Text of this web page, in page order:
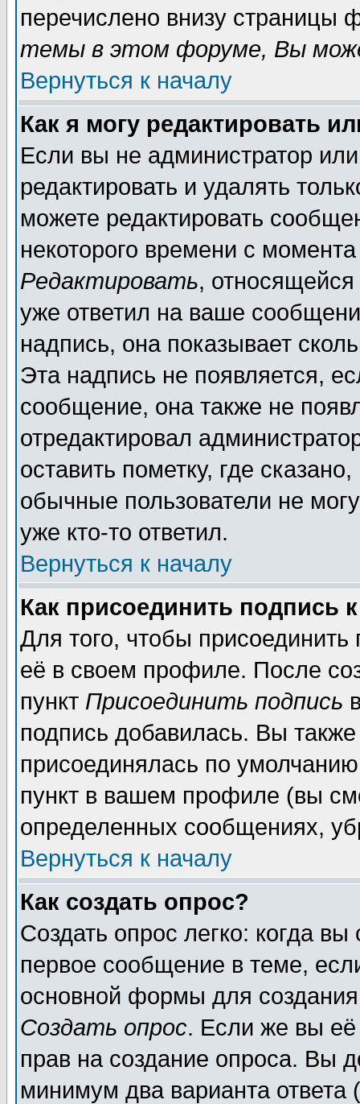
перечислено внизу страницы
темы в этом форуме, Вы
Вернуться к началу
Как я могу редактировать
Если вы не администратор
редактировать и удалять
можете редактировать
некоторого времени с
Редактировать,
уже ответил на ваше
надпись, она показывает
Эта надпись не появляется,
сообщение, она также не
отредактировал
оставить пометку, где
обычные пользователи не
уже кто-то ответил.
Вернуться к началу
Как присоединить подпись
Для того, чтобы
её в своем профиле. После
пункт Присоединить подпись
подпись добавилась. Вы
присоединялась по
пункт в вашем профиле (вы
определенных сообщениях,
Вернуться к началу
Как создать опрос?
Создать опрос легко: когда
первое сообщение в теме,
основной формы для
Создать опрос. Если же вы её
прав на создание опроса. Вы
минимум два варианта ответа